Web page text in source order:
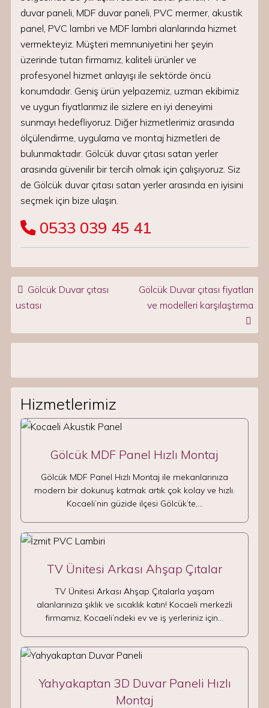
duvar paneli, MDF duvar paneli, PVC mermer, akustik
panel, PVC lambri ve MDF lambri alanlarında hizmet
vermekteyiz. Müşteri memnuniyetini her şeyin
üzerinde tutan firmamız, kaliteli ürünler ve
profesyonel hizmet anlayışı ile sektörde öncü
konumdadır. Geniş ürün yelpazemiz, uzman ekibimiz
ve uygun fiyatlarımız ile sizlere en iyi deneyimi
sunmayı hedefliyoruz. Diğer hizmetlerimiz arasında
ölçülendirme, uygulama ve montaj hizmetleri de
bulunmaktadır. Gölcük duvar çıtası satan yerler
arasında güvenilir bir tercih olmak için çalışıyoruz. Siz
de Gölcük duvar çıtası satan yerler arasında en iyisini
seçmek için bize ulaşın.
0533 039 45 41
Post navigation
Gölcük Duvar çıtası
ustası
Gölcük Duvar çıtası fiyatları
ve modelleri karşılaştırma
Hizmetlerimiz
Gölcük MDF Panel Hızlı Montaj
Gölcük MDF Panel Hızlı Montaj ile mekanlarınıza
modern bir dokunuş katmak artık çok kolay ve hızlı.
Kocaeli’nin güzide ilçesi Gölcük’te,…
TV Ünitesi Arkası Ahşap Çıtalar
TV Ünitesi Arkası Ahşap Çıtalarla yaşam
alanlarınıza şıklık ve sıcaklık katın! Kocaeli merkezli
firmamız, Kocaeli’ndeki ev ve iş yerleriniz için…
Yahyakaptan 3D Duvar Paneli Hızlı
Montaj